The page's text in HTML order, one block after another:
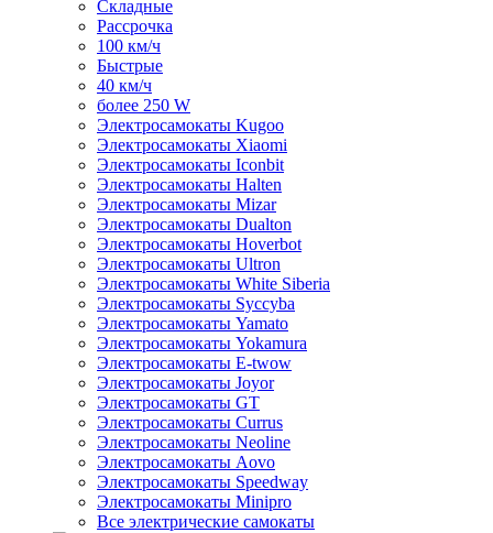
Складные
Рассрочка
100 км/ч
Быстрые
40 км/ч
более 250 W
Электросамокаты Kugoo
Электросамокаты Xiaomi
Электросамокаты Iconbit
Электросамокаты Halten
Электросамокаты Mizar
Электросамокаты Dualton
Электросамокаты Hoverbot
Электросамокаты Ultron
Электросамокаты White Siberia
Электросамокаты Syccyba
Электросамокаты Yamato
Электросамокаты Yokamura
Электросамокаты E-twow
Электросамокаты Joyor
Электросамокаты GT
Электросамокаты Currus
Электросамокаты Neoline
Электросамокаты Aovo
Электросамокаты Speedway
Электросамокаты Minipro
Все электрические самокаты